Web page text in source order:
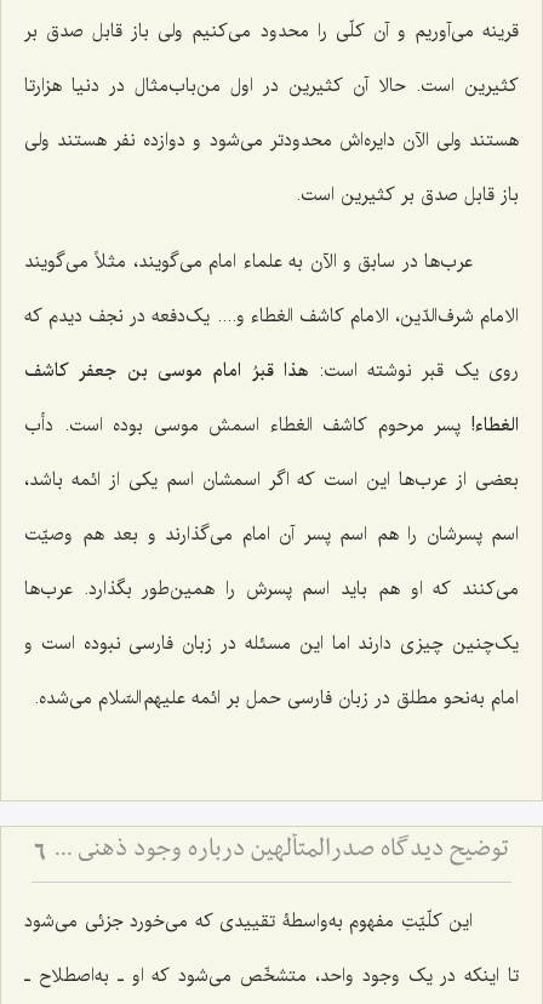
قرینه می‌آوریم و آن کلّی را محدود می‌کنیم ولی باز قابل صدق بر
کثیرین است. حالا آن کثیرین در اول من‌باب‌مثال در دنیا هزارتا
هستند ولی الآن دایره‌اش محدودتر می‌شود و دوازده نفر هستند ولی
باز قابل صدق بر کثیرین است.
عرب‌ها در سابق و الآن به علماء امام می‌گویند، مثلاً می‌گویند
الامام شرف‌الدّین، الامام کاشف الغطاء و.... یک‌دفعه در نجف دیدم که
روی یک قبر نوشته است: هذا قبرُ امام موسی بن جعفر کاشف
الغطاء! پسر مرحوم کاشف الغطاء اسمش موسی بوده است. دأب
بعضی از عرب‌ها این است که اگر اسمشان اسم یکی از ائمه باشد،
اسم پسرشان را هم اسم پسر آن امام می‌گذارند و بعد هم وصیّت
می‌کنند که او هم باید اسم پسرش را همین‌طور بگذارد. عرب‌ها
یک‌چنین چیزی دارند اما این مسئله در زبان فارسی نبوده است و
امام به‌نحو مطلق در زبان فارسی حمل بر ائمه علیهم السّلام می‌شده.
توضیح دیدگاه صدرالمتألهین درباره وجود ذهنی - نسبت حمل اولی ذاتی و حمل شایع در حل اشکال جزئی و کلی 6
این کلّیّتِ مفهوم به‌واسطۀ تقییدی که می‌خورد جزئی می‌شود
تا اینکه در یک وجود واحد، متشخّص می‌شود که او ـ به‌اصطلاح ـ